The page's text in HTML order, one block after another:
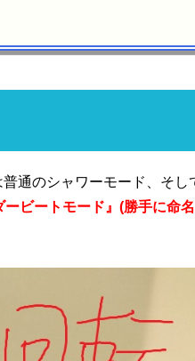
通のシャワーモード、そし
ビートモード』(勝手に命